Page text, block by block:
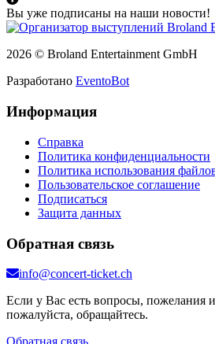
Вы уже подписаны на наши новости!
2026 © Broland Entertainment GmbH
Разработано EventoBot
Информация
Справка
Политика конфиденциальности
Политика использования
Пользовательское соглашение
Подписаться
Защита данных
Обратная связь
info@concert-ticket.ch
Если у Вас есть вопросы, пожелания
пожалуйста, обращайтесь.